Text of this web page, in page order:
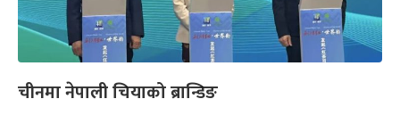
चीनमा नेपाली चियाको ब्रान्डिङ